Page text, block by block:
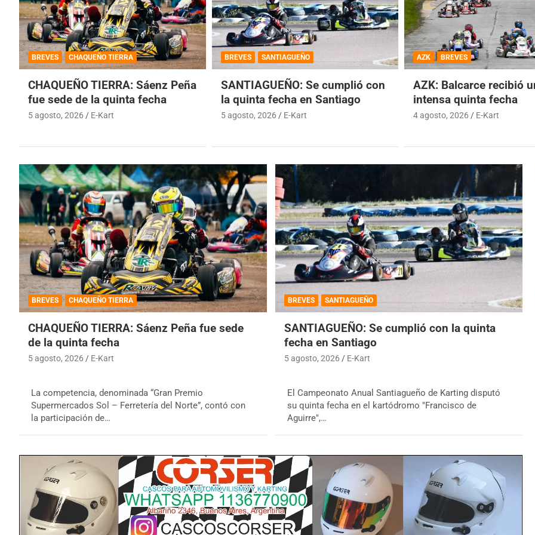
BREVES CHAQUEÑO TIERRA
CHAQUEÑO TIERRA: Sáenz Peña
fue sede de la quinta fecha
5 agosto, 2026 E-Kart
BREVES SANTIAGUEÑO
SANTIAGUEÑO: Se cumplió con
la quinta fecha en Santiago
5 agosto, 2026 E-Kart
AZK BREVES
AZK: Balcarce recibió
intensa quinta fecha
4 agosto, 2026 E-Kart
BREVES CHAQUEÑO TIERRA
CHAQUEÑO TIERRA: Sáenz Peña fue sede
de la quinta fecha
5 agosto, 2026 E-Kart
La competencia, denominada “Gran Premio
Supermercados Sol – Ferretería del Norte”, contó con
la participación de…
BREVES SANTIAGUEÑO
SANTIAGUEÑO: Se cumplió con la quinta
fecha en Santiago
5 agosto, 2026 E-Kart
El Campeonato Anual Santiagueño de Karting disputó
su quinta fecha en el kartódromo "Francisco de
Aguirre",…